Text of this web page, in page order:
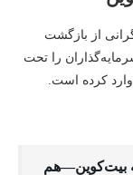
از بازگشت
را تحت
وارد کرده است.
بیت‌کوین—هم